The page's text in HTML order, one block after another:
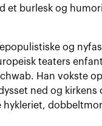
et burlesk og
og
teaters
Han vokste
ned og kirkens